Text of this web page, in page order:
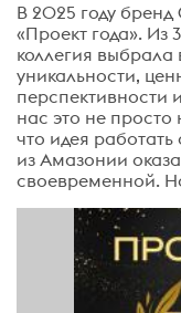
В 2025 году
«Проект года». Из
коллегия
уникальности,
перспективности
нас это не просто
что идея
из Амазонии
своевременной.